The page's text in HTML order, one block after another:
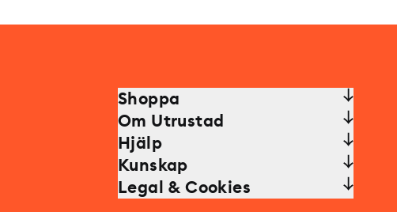
Shoppa
Om Utrustad
Hjälp
Kunskap
Legal & Cookies